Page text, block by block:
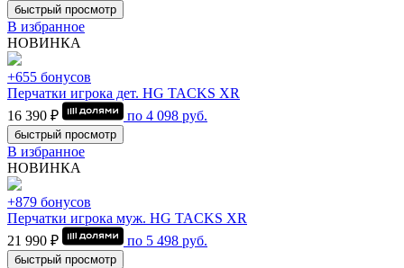
быстрый просмотр
В избранное
НОВИНКА
+655 бонусов
Перчатки игрока дет. HG TACKS XR
16 390 ₽
по 4 098 руб.
быстрый просмотр
В избранное
НОВИНКА
+879 бонусов
Перчатки игрока муж. HG TACKS XR
21 990 ₽
по 5 498 руб.
быстрый просмотр